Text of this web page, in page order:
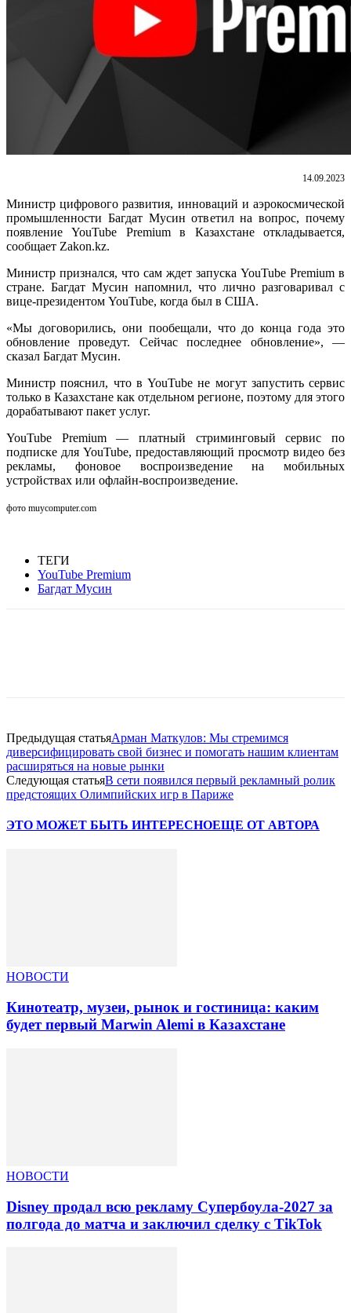
14.09.2023
Министр цифрового развития, инноваций и аэрокосмической
промышленности Багдат Мусин ответил на вопрос, почему
появление YouTube Premium в Казахстане откладывается,
сообщает Zakon.kz.
Министр признался, что сам ждет запуска YouTube Premium в
стране. Багдат Мусин напомнил, что лично разговаривал с
вице-президентом YouTube, когда был в США.
«Мы договорились, они пообещали, что до конца года это
обновление проведут. Сейчас последнее обновление», —
сказал Багдат Мусин.
Министр пояснил, что в YouTube не могут запустить сервис
только в Казахстане как отдельном регионе, поэтому для этого
дорабатывают пакет услуг.
YouTube Premium — платный стриминговый сервис по
подписке для YouTube, предоставляющий просмотр видео без
рекламы, фоновое воспроизведение на мобильных
устройствах или офлайн-воспроизведение.
фото muycomputer.com
ТЕГИ
YouTube Premium
Багдат Мусин
Предыдущая статьяАрман Маткулов: Мы стремимся
диверсифицировать свой бизнес и помогать нашим клиентам
расширяться на новые рынки
Следующая статьяВ сети появился первый рекламный ролик
предстоящих Олимпийских игр в Париже
ЭТО МОЖЕТ БЫТЬ ИНТЕРЕСНОЕЩЕ ОТ АВТОРА
НОВОСТИ
Кинотеатр, музеи, рынок и гостиница: каким
будет первый Marwin Alemi в Казахстане
НОВОСТИ
Disney продал всю рекламу Супербоула-2027 за
полгода до матча и заключил сделку с TikTok